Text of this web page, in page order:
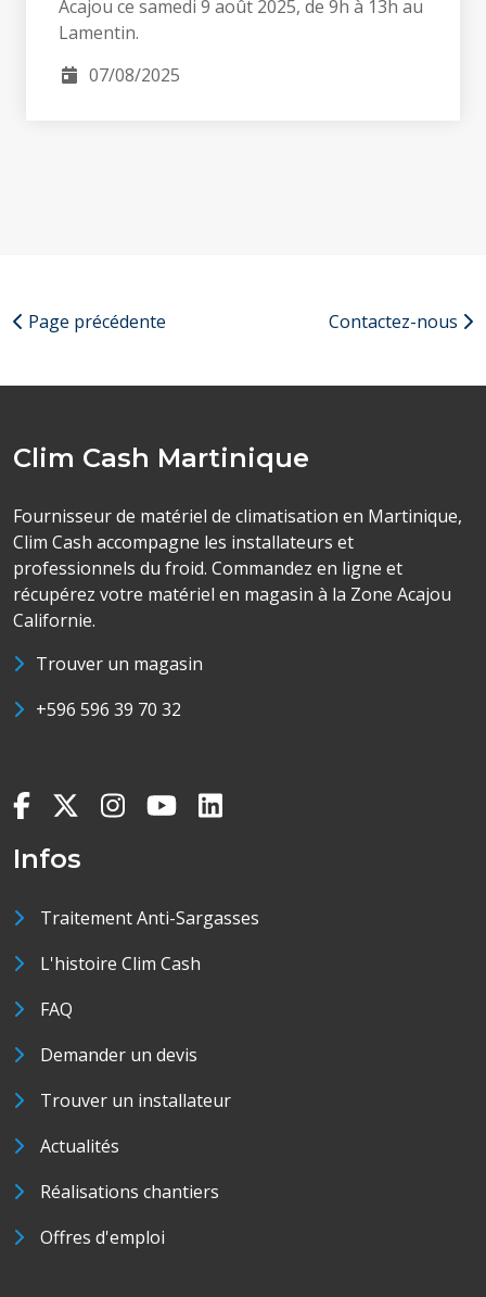
Acajou ce samedi 9 août 2025, de 9h à 13h au
Lamentin.
07/08/2025
Page précédente Contactez-nous
Clim Cash Martinique
Fournisseur de matériel de climatisation en Martinique,
Clim Cash accompagne les installateurs et
professionnels du froid. Commandez en ligne et
récupérez votre matériel en magasin à la Zone Acajou
Californie.
Trouver un magasin
+596 596 39 70 32
Infos
Traitement Anti-Sargasses
L'histoire Clim Cash
FAQ
Demander un devis
Trouver un installateur
Actualités
Réalisations chantiers
Offres d'emploi